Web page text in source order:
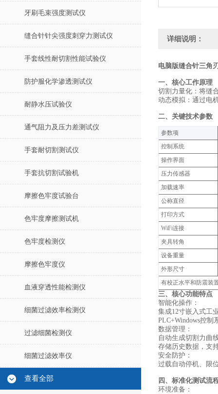
牙刷毛束强度测试仪
缝合针针尖强度刺穿力测试仪
手套线性耐切割性能试验仪
防护服化学渗透测试仪
耐静水压试验仪
通气阻力及压力差测试仪
手套耐切割测试仪
手套抗切割试验机
摩擦色牢度试验台
色牢度摩擦测试机
色牢度检测仪
摩擦色牢度仪
血液穿透性能检测仪
细菌过滤效率检测仪
过滤细菌检测仪
细菌过滤效率仪
查看全部
详细说明：
电脑版缝合针三角
‌一、核心工作原理
切割力量化‌：将缝
动态模拟‌：通过电
‌二、关键技术参数
‌参数项‌
控制系统
操作界面
压力传感器
加载速率
公称直径
打印方式
WiFi连接
夹具转角
设备重量
外形尺寸
有校正水平和防震装
三、核心功能特点
‌智能化操作‌：
集成12寸嵌入式工
PLC+Windows控
‌数据管理‌：
自动生成切割力曲
存储历史数据，支
‌安全防护‌：
过载自动停机、限
四、标准化测试流
‌环境准备‌：